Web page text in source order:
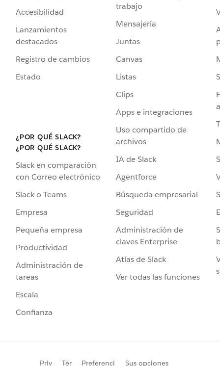
Accesibilidad
Lanzamientos
destacados
Registro de cambios
Estado
¿POR QUÉ SLACK?
¿POR QUÉ SLACK?
Slack en comparación
con Correo electrónico
Slack o Teams
Empresa
Pequeña empresa
Productividad
Administración de
tareas
Escala
Confianza
trabajo
Mensajería
Juntas
Canvas
Listas
Clips
Apps e integraciones
Uso compartido de
archivos
IA de Slack
Agentforce
Búsqueda empresarial
Seguridad
Administración de
claves Enterprise
Atlas de Slack
Ver todas las funciones
Priv Tér Preferenci Sus opciones